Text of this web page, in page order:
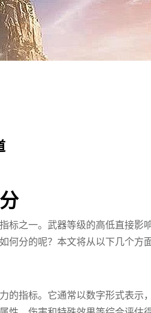
标之一。武器等级的高低直接影
分的呢？本文将从以下几个方
的指标。它通常以数字形式表示